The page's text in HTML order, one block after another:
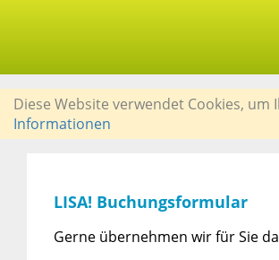
Diese Website verwendet Cookies,
Informationen
LISA! Buchungsformular
Gerne übernehmen wir für Sie